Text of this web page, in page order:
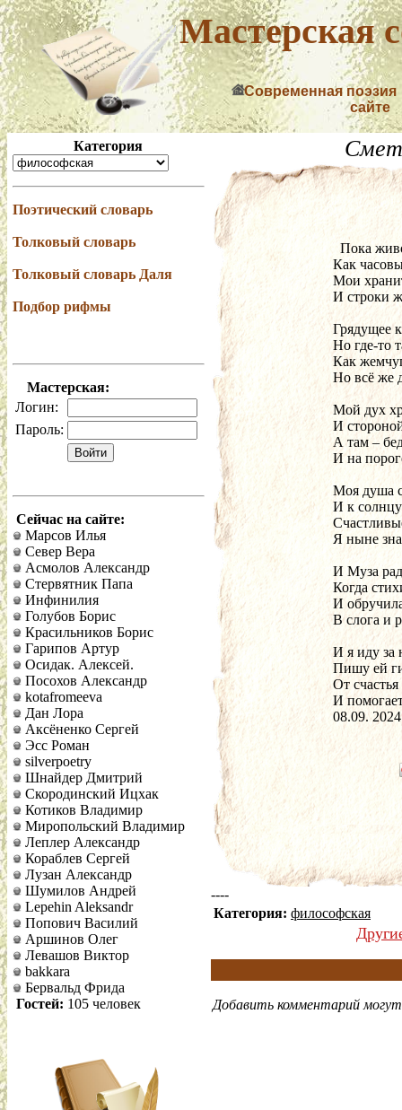
Мастерская
Современная поэзия
сайте
Категория
Поэтический словарь
Толковый словарь
Толковый словарь Даля
Подбор рифмы
Мастерская:
Логин:
Пароль:
Сейчас на сайте:
Марсов Илья
Север Вера
Асмолов Александр
Стервятник Папа
Инфинилия
Голубов Борис
Красильников Борис
Гарипов Артур
Осидак. Алексей.
Посохов Александр
kotafromeeva
Дан Лора
Аксёненко Сергей
Эсс Роман
silverpoetry
Шнайдер Дмитрий
Скородинский Ицхак
Котиков Владимир
Миропольский Владимир
Леплер Александр
Кораблев Сергей
Лузан Александр
Шумилов Андрей
Lepehin Aleksandr
Попович Василий
Аршинов Олег
Левашов Виктор
bakkara
Бервальд Фрида
Гостей: 105 человек
Пока
Как
Мои
И строки
Грядущее
Но где-то
Как
Но всё же
Мой дух
И
А там –
И на
Моя душа
И к солнцу
Я ныне
И Муза
Когда
И
В слога и
И я иду за
Пишу ей
От
И
08.09. 2024
----
Категория: философская
Добавить комментарий